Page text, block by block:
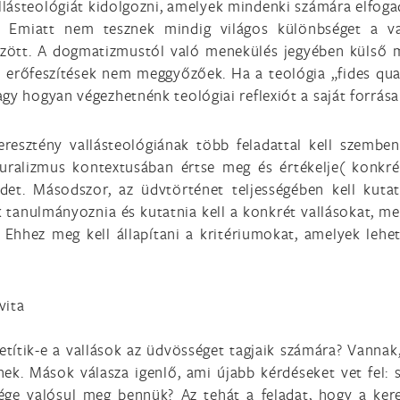
kidolgozni, amelyek mindenki számára
Emiatt nem tesznek mindig világos különbséget a
A dogmatizmustól való menekülés jegyében külső
erőfeszítések nem meggyőzőek. Ha a teológia „fides
hogyan végezhetnénk teológiai reflexiót a saját
vallásteológiának több feladattal kell
kontextusában értse meg és értékelje(
Másodszor, az üdvtörténet teljességében kell
tanulmányoznia és kutatnia kell a konkrét vallásokat,
meg kell állapítani a kritériumokat, amelyek
e a vallások az üdvösséget tagjaik számára?
Mások válasza igenlő, ami újabb kérdéseket vet
valósul meg bennük? Az tehát a feladat, hogy a